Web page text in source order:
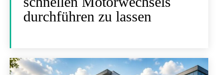
durchführen zu lassen